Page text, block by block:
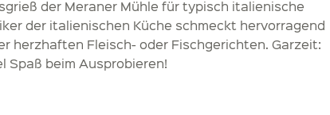
der Meraner Mühle für typisch italienische
der italienischen Küche schmeckt hervorragend
herzhaften Fleisch- oder Fischgerichten. Garzeit:
Spaß beim Ausprobieren!